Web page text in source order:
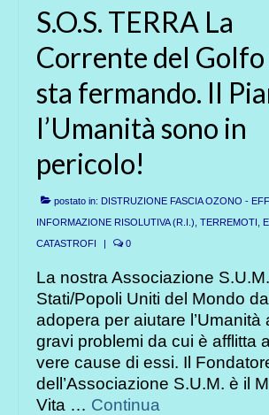
S.O.S. TERRA La
Corrente del Golfo
sta fermando. Il
l’Umanità sono in
pericolo!
postato in: DISTRUZIONE FASCIA OZONO -
INFORMAZIONE RISOLUTIVA (R.I.) TERREMOTI,
CATASTROFI
| 0
La nostra Associazione
Stati/Popoli Uniti del Mondo
adopera per aiutare l’Umanità
gravi problemi da cui è afflitta
vere cause di essi. Il
dell’Associazione S.U.M. è il
Vita … Continua